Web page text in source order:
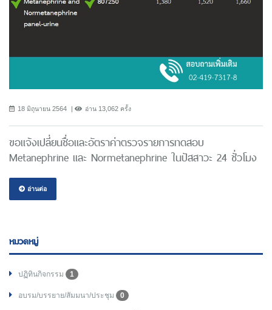
18 มิถุนายน 2564 อ่าน 13,062 ครั้ง
ขอแจ้งเปลี่ยนชื่อและอัตราค่าตรวจรายการทดสอบ
Metanephrine และ Normetanephrine ในปัสสาวะ 24 ชั่วโมง
อ่านต่อ
หมวดหมู่
ปฏิทินกิจกรรม 1
อบรม/บรรยาย/สัมมนา/ประชุม 0